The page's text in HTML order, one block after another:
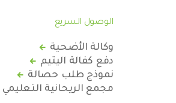
الوصول السريع
وكالة الأضحية
دفع كفالة اليتيم
نموذج طلب حصالة
مجمع الريحانية التعليمي